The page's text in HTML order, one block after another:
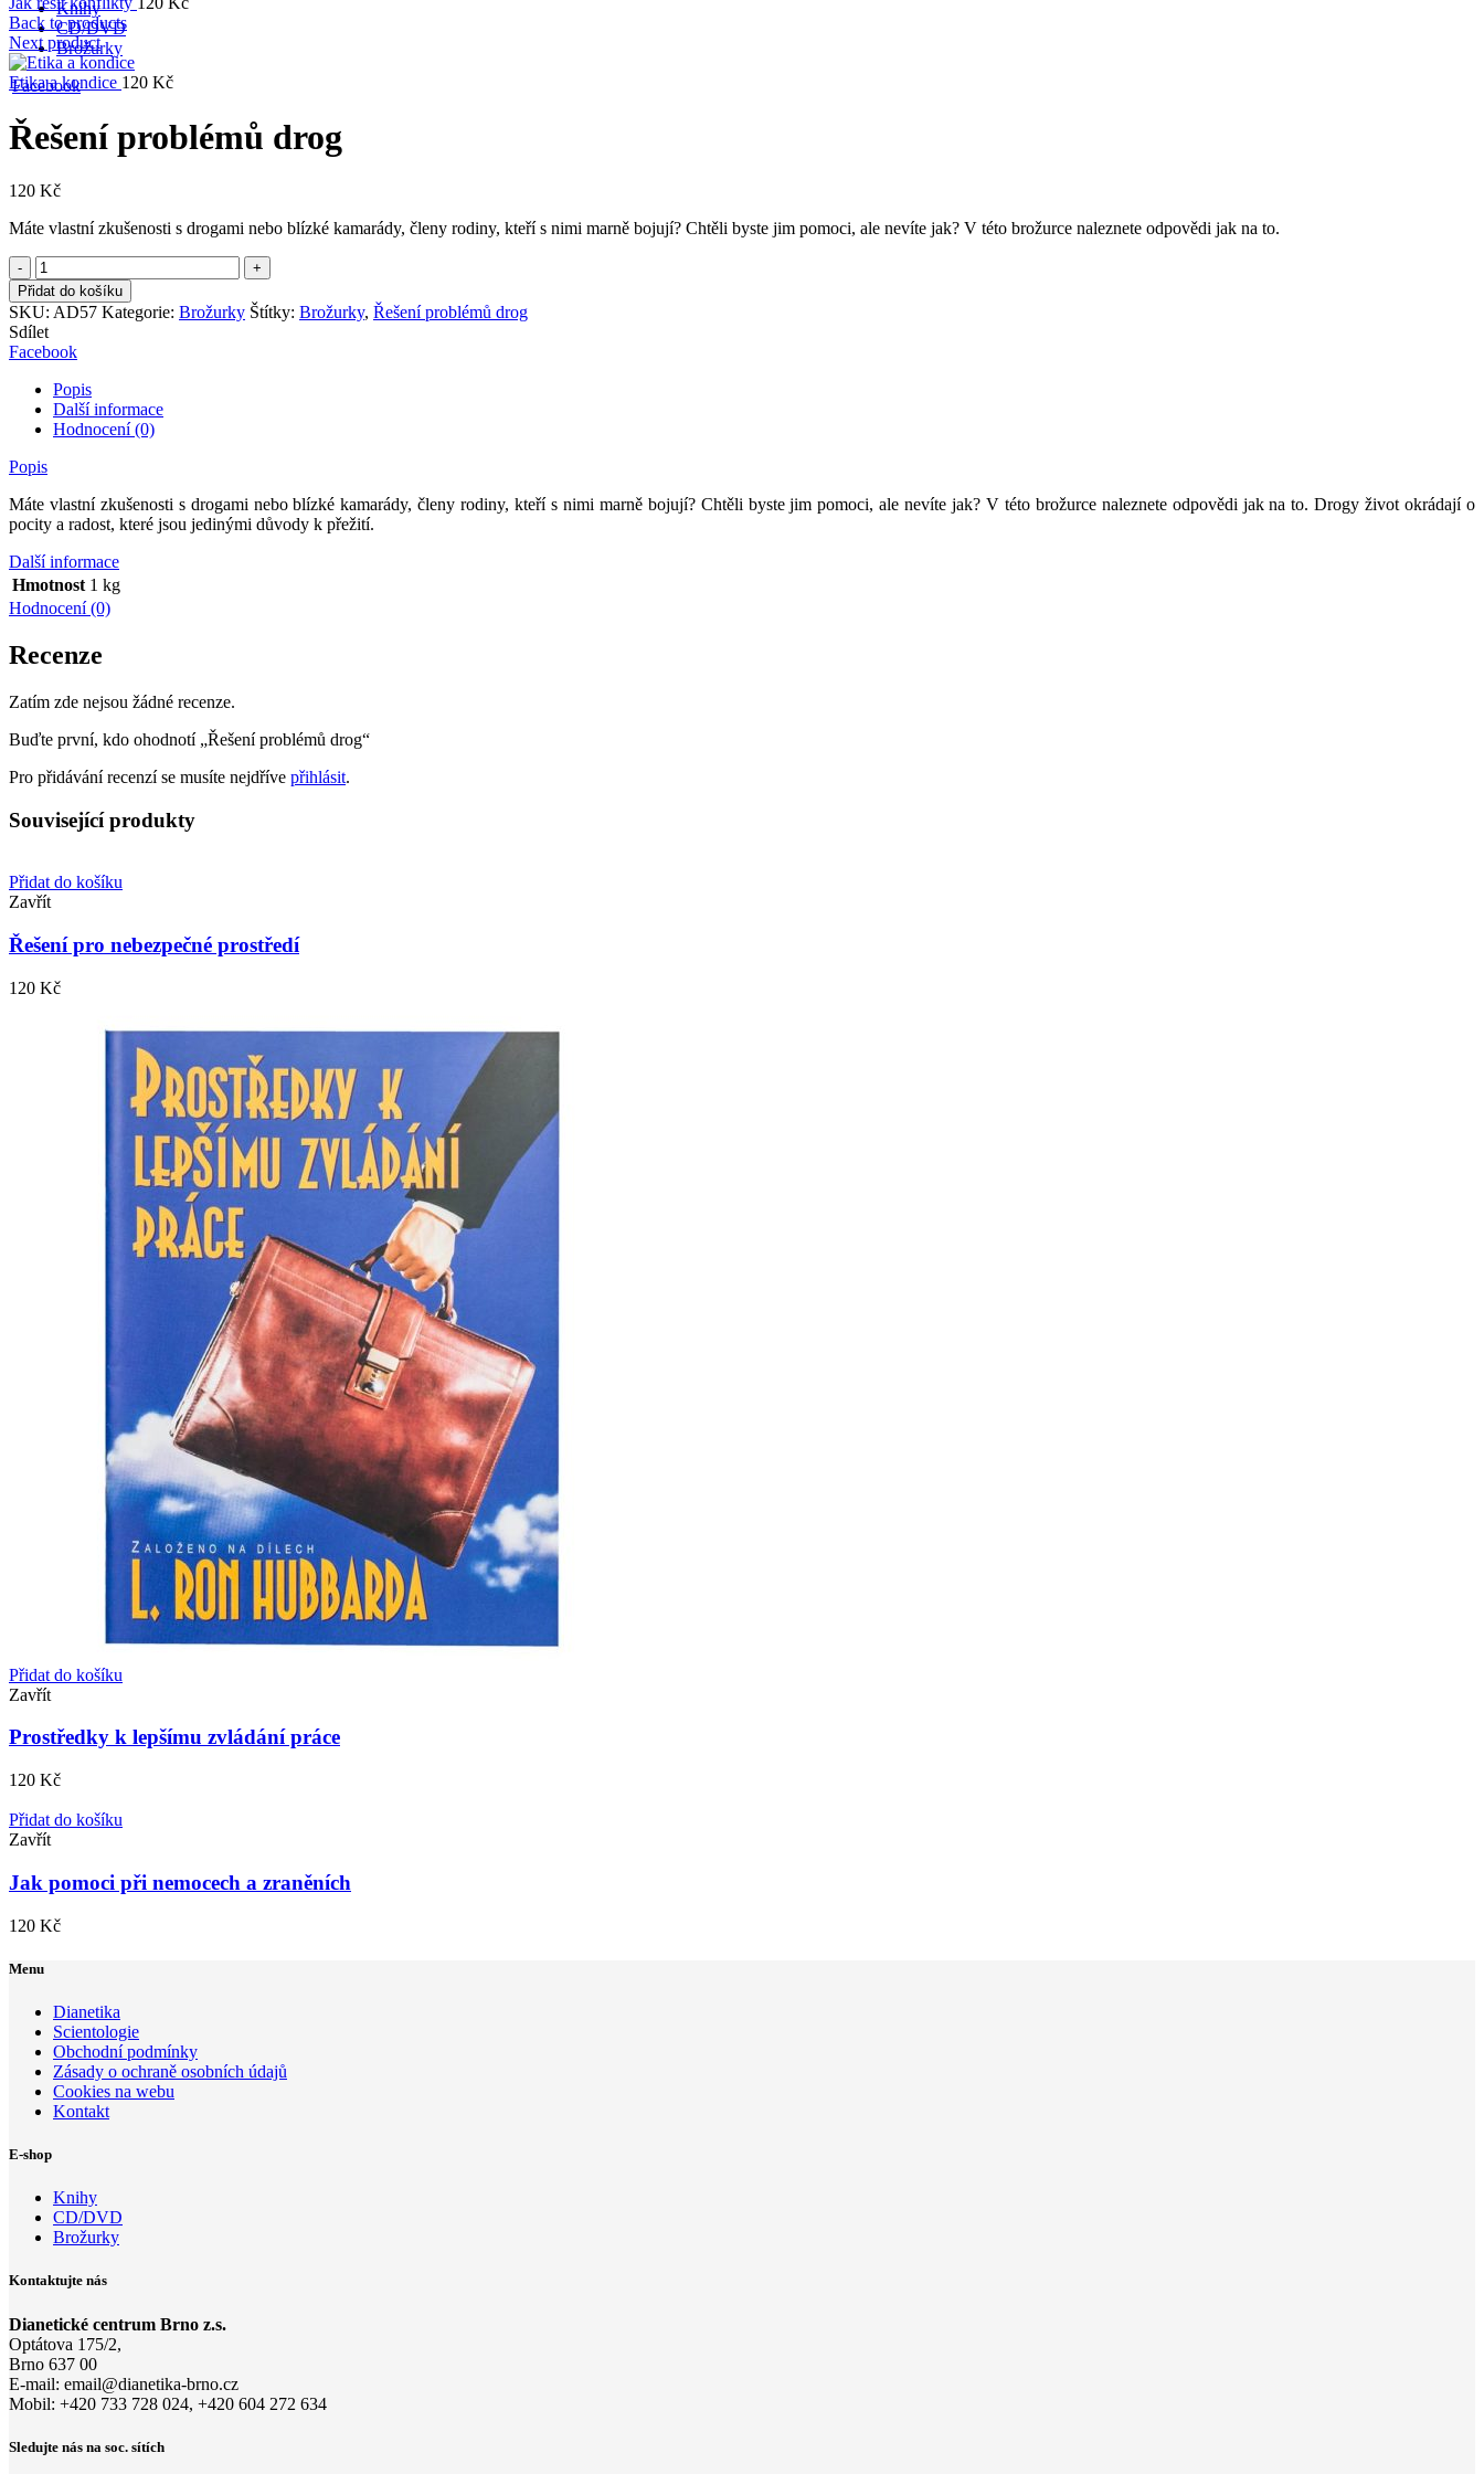
Knihy
CD/DVD
Brožurky
Facebook
Back to products
Next product
Etika a kondice 120 Kč
Řešení problémů drog
120 Kč
Máte vlastní zkušenosti s drogami nebo blízké kamarády, členy rodiny, kteří s nimi marně bojují? Chtěli byste jim pomoci, ale nevíte jak? V této brožurce naleznete odpovědi jak na to.
Množství
Přidat do košíku
SKU: AD57 Kategorie: Brožurky Štítky: Brožurky, Řešení problémů drog
Sdílet
Facebook
Popis
Další informace
Hodnocení (0)
Popis
Máte vlastní zkušenosti s drogami nebo blízké kamarády, členy rodiny, kteří s nimi marně bojují? Chtěli byste jim pomoci, ale nevíte jak? V této brožurce naleznete odpovědi jak na to. Drogy život okrádají o
pocity a radost, které jsou jedinými důvody k přežití.
Další informace
Hmotnost 1 kg
Hodnocení (0)
Recenze
Zatím zde nejsou žádné recenze.
Buďte první, kdo ohodnotí „Řešení problémů drog“
Pro přidávání recenzí se musíte nejdříve přihlásit.
Související produkty
Přidat do košíku
Zavřít
Řešení pro nebezpečné prostředí
120 Kč
Přidat do košíku
Zavřít
Prostředky k lepšímu zvládání práce
120 Kč
Přidat do košíku
Zavřít
Jak pomoci při nemocech a zraněních
120 Kč
Menu
Dianetika
Scientologie
Obchodní podmínky
Zásady o ochraně osobních údajů
Cookies na webu
Kontakt
E-shop
Knihy
CD/DVD
Brožurky
Kontaktujte nás
Dianetické centrum Brno z.s.
Optátova 175/2,
Brno 637 00
E-mail: email@dianetika-brno.cz
Mobil: +420 733 728 024, +420 604 272 634
Sledujte nás na soc. sítích